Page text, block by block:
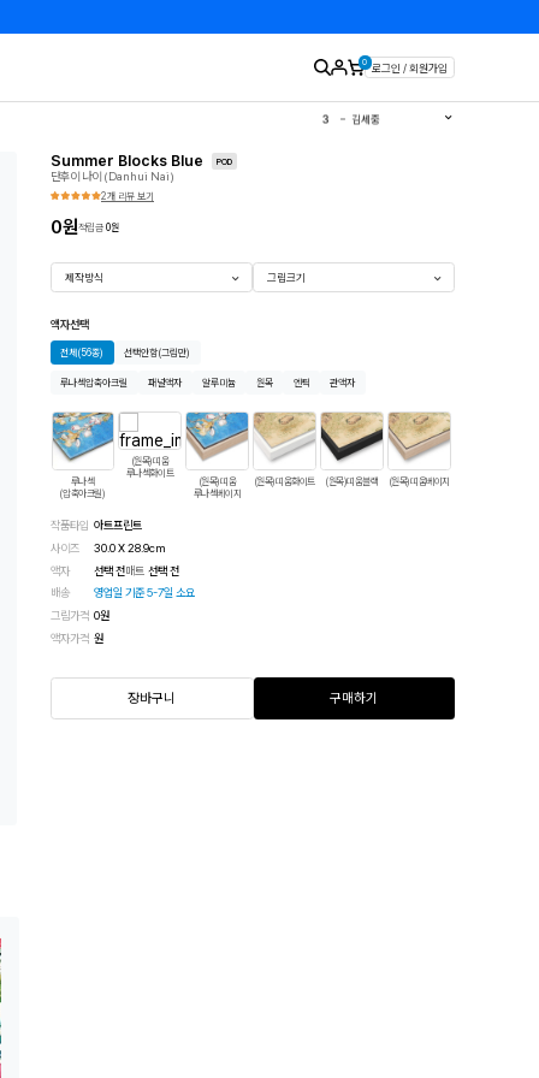
0 로그인 / 회원가입
2
김경희
3
김세중
Summer Blocks Blue POD
단후이 나이 (Danhui Nai)
2개 리뷰 보기
0원적립금 0원
제작방식 그림크기
액자선택
전체(56종) 선택안함(그림만)
루나섹압축아크릴 패널액자 알루미늄 원목 엔틱 관액자
루나섹
(압축아크릴)
(원목)띠움
루나섹화이트
(원목)띠움
루나섹베이지
(원목)띠움화이트 (원목)띠움블랙 (원목)띠움베이지
작품타입 아트프린트
사이즈
30.0X28.9cm
액자
선택 전매트 선택 전
배송
영업일 기준 5-7일 소요
그림가격 0원
액자가격 원
장바구니 구매하기